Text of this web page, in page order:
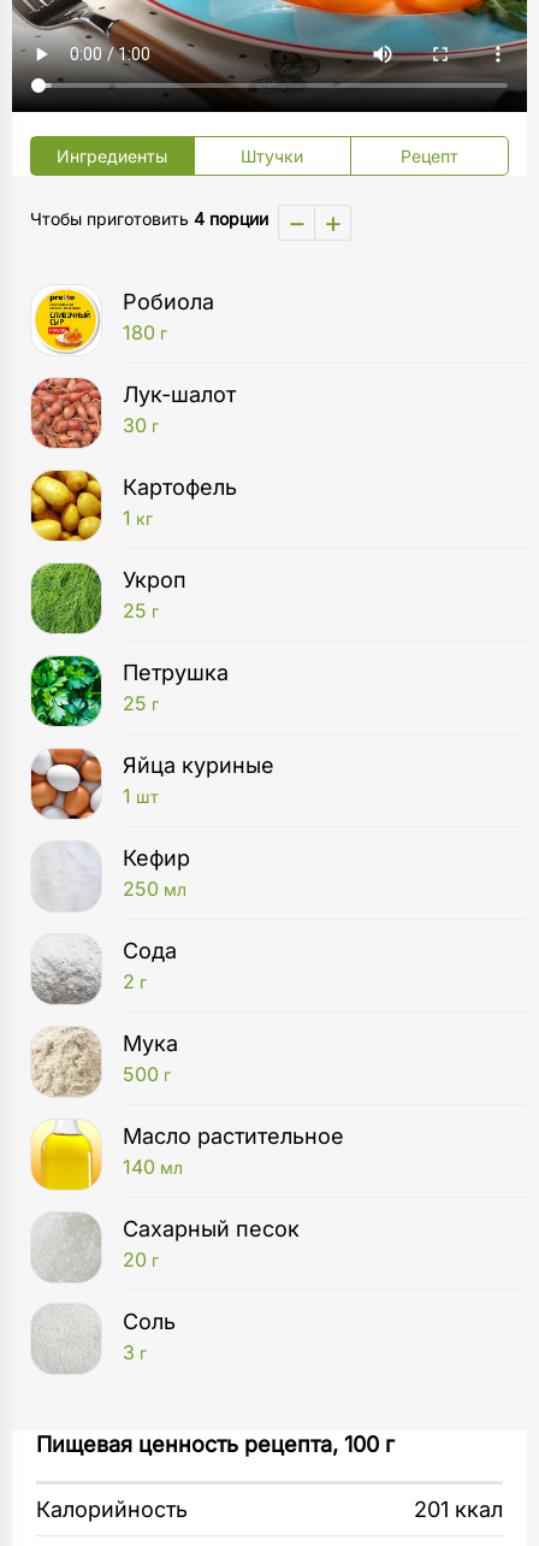
Ингредиенты Штучки Рецепт
Чтобы приготовить 4 порции − +
Робиола
180 г
Лук-шалот
30 г
Картофель
1 кг
Укроп
25 г
Петрушка
25 г
Яйца куриные
1 шт
Кефир
250 мл
Сода
2 г
Мука
500 г
Масло растительное
140 мл
Сахарный песок
20 г
Соль
3 г
1 шт
Кастрюля
в кипящей воде 20 минут до готовности.
Лук-шалот очистите и мелко нарежьте.
Пищевая ценность рецепта, 100 г
Калорийность 201 ккал